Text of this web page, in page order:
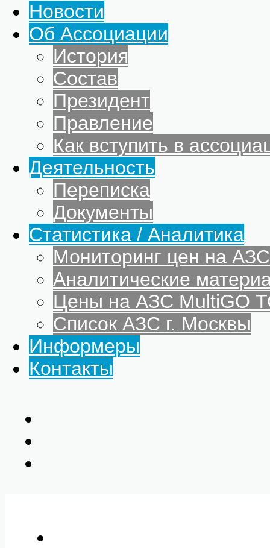
Новости
Об Ассоциации
История
Состав
Президент
Правление
Как вступить в
Деятельность
Переписка
Документы
Статистика / Аналитика
Мониторинг цен на
Аналитические
Цены на АЗС MultiGO
Список АЗС г. Москвы
Информеры
Контакты